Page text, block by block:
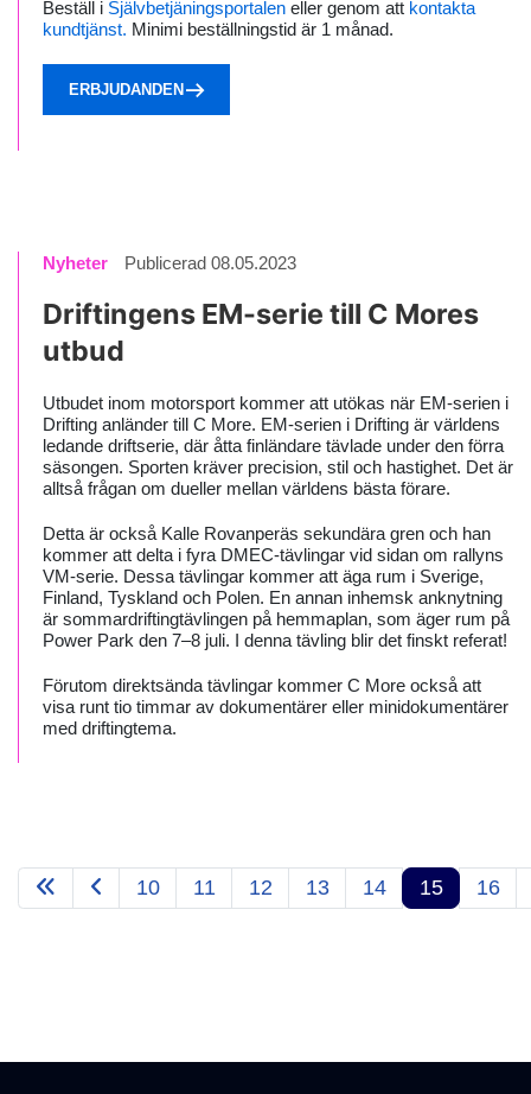
Beställ i Självbetjäningsportalen eller genom att kontakta
kundtjänst. Minimi beställningstid är 1 månad.
ERBJUDANDEN
Nyheter Publicerad 08.05.2023
Driftingens EM-serie till C Mores
utbud
Utbudet inom motorsport kommer att utökas när EM-serien i
Drifting anländer till C More. EM-serien i Drifting är världens
ledande driftserie, där åtta finländare tävlade under den förra
säsongen. Sporten kräver precision, stil och hastighet. Det är
alltså frågan om dueller mellan världens bästa förare.
Detta är också Kalle Rovanperäs sekundära gren och han
kommer att delta i fyra DMEC-tävlingar vid sidan om rallyns
VM-serie. Dessa tävlingar kommer att äga rum i Sverige,
Finland, Tyskland och Polen. En annan inhemsk anknytning
är sommardriftingtävlingen på hemmaplan, som äger rum på
Power Park den 7–8 juli. I denna tävling blir det finskt referat!
Förutom direktsända tävlingar kommer C More också att
visa runt tio timmar av dokumentärer eller minidokumentärer
med driftingtema.
10 11 12 13 14 15 16